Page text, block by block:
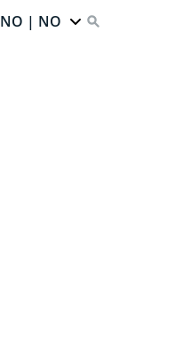
NO | NO